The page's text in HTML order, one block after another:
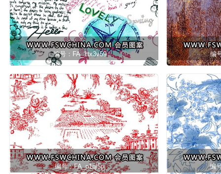
编号：FA_1tx3v59 编
编号：FA_p1ql5pj 编